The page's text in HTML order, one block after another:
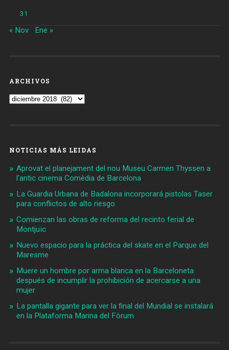
31
« Nov Ene »
ARCHIVOS
Archivos
NOTICIAS MÁS LEIDAS
Aprovat el planejament del nou Museu Carmen Thyssen a
l'antic cinema Comèdia de Barcelona
La Guardia Urbana de Badalona incorporará pistolas Taser
para conflictos de alto riesgo
Comienzan las obras de reforma del recinto ferial de
Montjuïc
Nuevo espacio para la práctica del skate en el Parque del
Maresme
Muere un hombre por arma blanca en la Barceloneta
después de incumplir la prohibición de acercarse a una
mujer
La pantalla gigante para ver la final del Mundial se instalará
en la Plataforma Marina del Fòrum